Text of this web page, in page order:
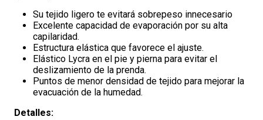
Su tejido ligero te evitará sobrepeso innecesario
Excelente capacidad de evaporación por su alta
capilaridad.
Estructura elástica que favorece el ajuste.
Elástico Lycra en el pie y pierna para evitar el
deslizamiento de la prenda.
Puntos de menor densidad de tejido para mejorar la
evacuación de la humedad.
Detalles: